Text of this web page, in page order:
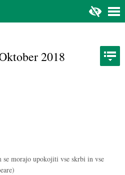
2018
se morajo upokojiti vse skrbi in vse